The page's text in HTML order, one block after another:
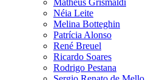
Matheus Grismaldi
Néia Leite
Melina Botteghin
Patrícia Alonso
René Breuel
Ricardo Soares
Rodrigo Pestana